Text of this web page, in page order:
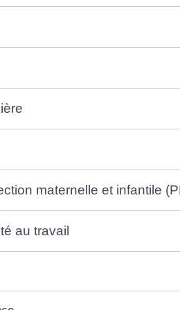
maternelle et infantile
au travail